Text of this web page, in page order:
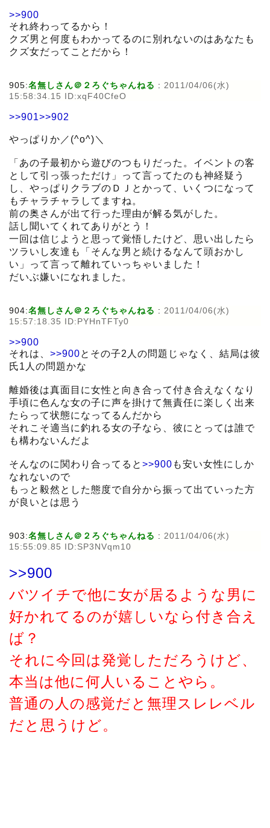
>>900
それ終わってるから！
クズ男と何度もわかってるのに別れないのはあなたも
クズ女だってことだから！
905:名無しさん＠２ろぐちゃんねる : 2011/04/06(水)
15:58:34.15 ID:xqF40CfeO
>>901>>902
やっぱりか／(^o^)＼
「あの子最初から遊びのつもりだった。イベントの客
として引っ張っただけ」って言ってたのも神経疑う
し、やっぱりクラブのＤＪとかって、いくつになって
もチャラチャラしてますね。
前の奥さんが出て行った理由が解る気がした。
話し聞いてくれてありがとう！
一回は信じようと思って覚悟したけど、思い出したら
ツラいし友達も「そんな男と続けるなんて頭おかし
い」って言って離れていっちゃいました！
だいぶ嫌いになれました。
904:名無しさん＠２ろぐちゃんねる : 2011/04/06(水)
15:57:18.35 ID:PYHnTFTy0
>>900
それは、 >>900とその子2人の問題じゃなく、結局は彼
氏1人の問題かな
離婚後は真面目に女性と向き合って付き合えなくなり
手頃に色んな女の子に声を掛けて無責任に楽しく出来
たらって状態になってるんだから
それこそ適当に釣れる女の子なら、彼にとっては誰で
も構わないんだよ
そんなのに関わり合ってると >>900 も安い女性にしか
なれないので
もっと毅然とした態度で自分から振って出ていった方
が良いとは思う
903:名無しさん＠２ろぐちゃんねる : 2011/04/06(水)
15:55:09.85 ID:SP3NVqm10
>>900
バツイチで他に女が居るような男に
好かれてるのが嬉しいなら付き合え
ば？
それに今回は発覚しただろうけど、
本当は他に何人いることやら。
普通の人の感覚だと無理スレレベル
だと思うけど。